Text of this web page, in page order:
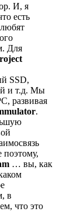
И, я
есть
Для
SSD,
и т.д. Мы
развивая
.
поэтому,
… вы, как
в
что это